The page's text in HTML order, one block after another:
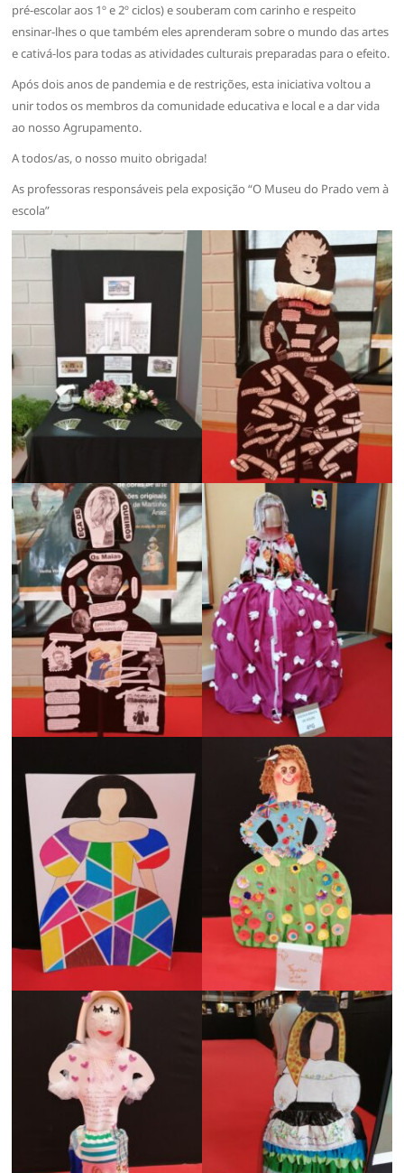
pré-escolar aos 1º e 2º ciclos) e souberam com carinho e respeito
ensinar-lhes o que também eles aprenderam sobre o mundo das artes
e cativá-los para todas as atividades culturais preparadas para o efeito.
Após dois anos de pandemia e de restrições, esta iniciativa voltou a
unir todos os membros da comunidade educativa e local e a dar vida
ao nosso Agrupamento.
A todos/as, o nosso muito obrigada!
As professoras responsáveis pela exposição “O Museu do Prado vem à
escola”